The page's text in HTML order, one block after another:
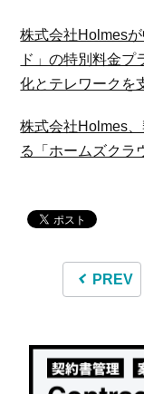
株式会社Holmes
ド」の特別料金プ
化とテレワークを
株式会社Holmes
る「ホームズクラ
PREV